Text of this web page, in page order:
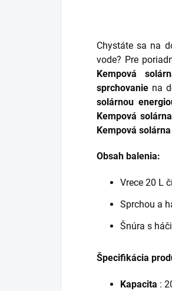
Chystáte sa na
vode? Pre
Kempová
sprchovanie na
solárnou
Kempová
Kempová
Obsah balenia:
Vrece 20 L
Sprchou a
Šnúra s
Špecifikácia
Kapacita :